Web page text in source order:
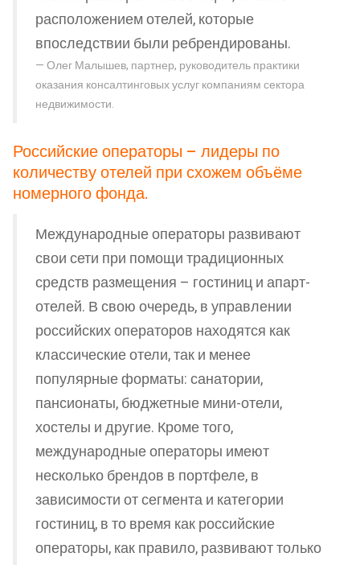
расположением отелей, которые
впоследствии были ребрендированы.
Олег Малышев, партнер, руководитель практики
оказания консалтинговых услуг компаниям сектора
недвижимости.
Российские операторы – лидеры по
количеству отелей при схожем объёме
номерного фонда.
Международные операторы развивают
свои сети при помощи традиционных
средств размещения – гостиниц и апарт-
отелей. В свою очередь, в управлении
российских операторов находятся как
классические отели, так и менее
популярные форматы: санатории,
пансионаты, бюджетные мини-отели,
хостелы и другие. Кроме того,
международные операторы имеют
несколько брендов в портфеле, в
зависимости от сегмента и категории
гостиниц, в то время как российские
операторы, как правило, развивают только